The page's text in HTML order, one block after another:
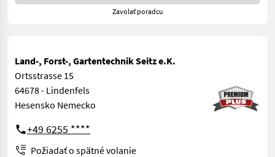
Zavolať poradcu
Land-, Forst-, Gartentechnik Seitz e.K.
Ortsstrasse 15
64678 - Lindenfels
Hesensko Nemecko
+49 6255 ****
Požiadať o spätné volanie